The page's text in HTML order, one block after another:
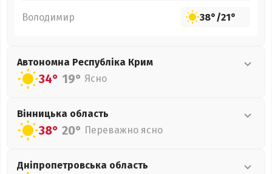
Володимир 38°/21°
Автономна Республіка Крим
34° 19° Ясно
Вінницька область
38° 20° Переважно ясно
Дніпропетровська область